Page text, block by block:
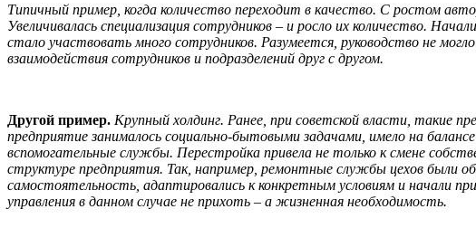
Типичный пример, когда количество переходит в качество. С ростом
Увеличивалась специализация сотрудников – и росло их количество.
стало участвовать много сотрудников. Разумеется, руководство не
взаимодействия сотрудников и подразделений друг с другом.
Другой пример. Крупный холдинг. Ранее, при советской власти, такие
предприятие занималось социально-бытовыми задачами, имело на
вспомогательные службы. Перестройка привела не только к смене
структуре предприятия. Так, например, ремонтные службы цехов были
самостоятельность, адаптировались к конкретным условиям и начали
управления в данном случае не прихоть – а жизненная необходимость.